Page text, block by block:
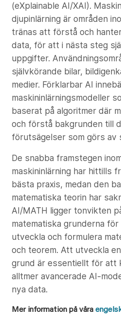
(eXplainable AI/XAI).
djupinlärning är områden
tränas att förstå och
data, för att i nästa steg
uppgifter.
självkörande bilar,
medier. Förklarbar AI
maskininlärningsmodeller
baserat på algoritmer där
och förstå bakgrunden till
förutsägelser som görs av
De snabba framstegen
maskininlärning har hittills
bästa praxis, medan den
matematiska teorin har
AI/MATH ligger tonvikten
matematiska grunderna
utveckla och formulera
och teorem. Att utveckla
grund är essentiellt för att
alltmer avancerade AI-
nya data.
Mer information på våra